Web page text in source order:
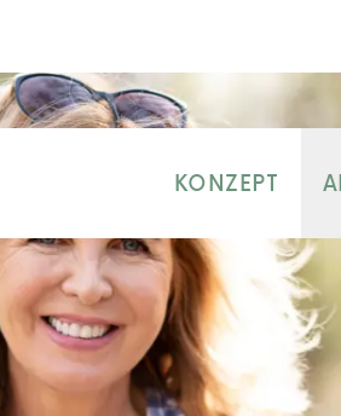
KONZEPT